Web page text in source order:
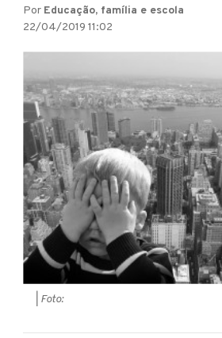
Por Educação, família e escola
22/04/2019 11:02
| Foto: